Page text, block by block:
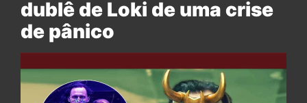
dublê de Loki de uma crise
de pânico